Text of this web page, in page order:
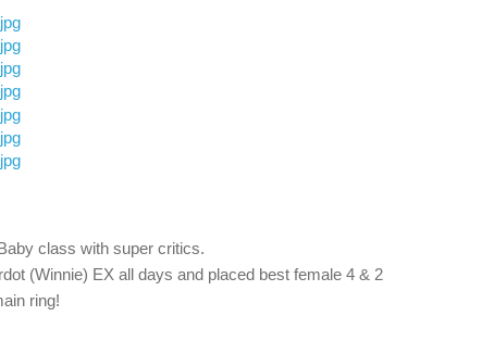
class with super critics.
(Winnie) EX all days and placed best female 4 & 2
ring!